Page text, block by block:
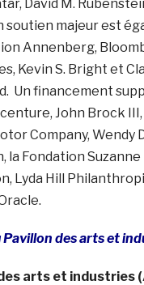
David M.
soutien majeur est
Annenberg,
Kevin S. Bright et
Un financement
John Brock III,
Company, Wendy
la Fondation
Lyda Hill
Pavillon des arts et
arts et industries